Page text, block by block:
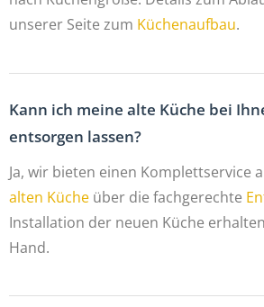
unserer Seite zum Küchenaufbau.
Kann ich meine alte Küche bei
entsorgen lassen?
Ja, wir bieten einen Komplettservice
alten Küche über die fachgerechte
Installation der neuen Küche
Hand.